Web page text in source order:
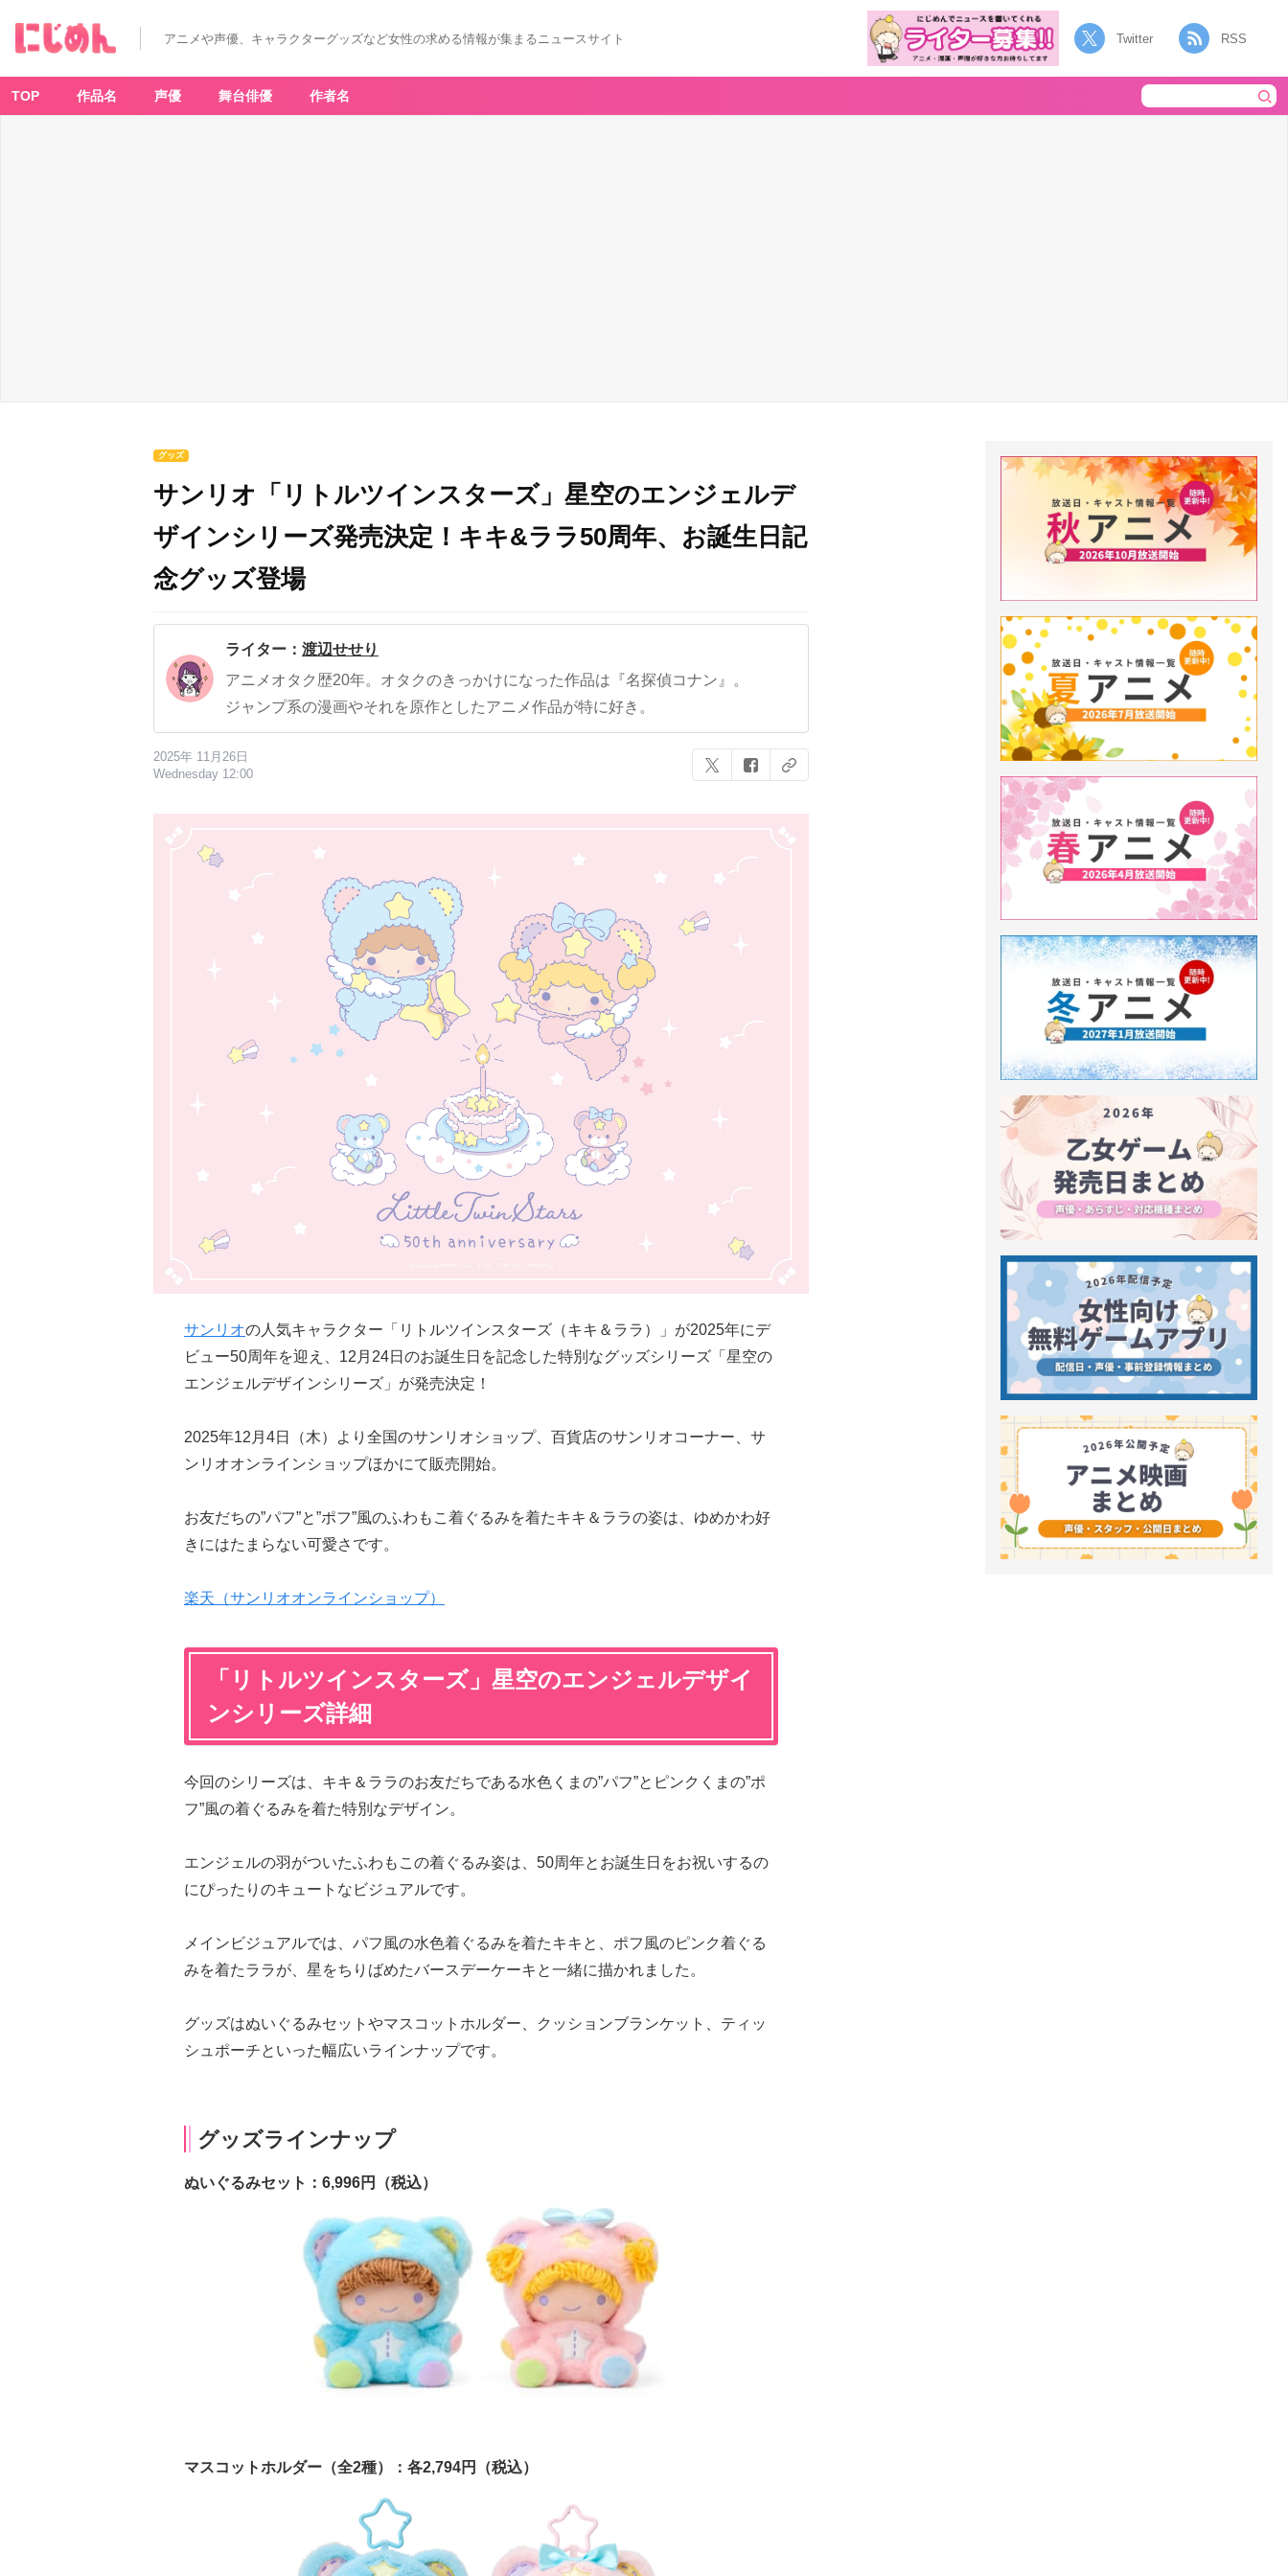
アニメや声優、キャラクターグッズなど女性の求める情報が集まるニュースサイト Twitter RSS
TOP 作品名 声優 舞台俳優 作者名
グッズ
サンリオ「リトルツインスターズ」星空のエンジェルデ
ザインシリーズ発売決定！キキ&ララ50周年、お誕生日記
念グッズ登場
ライター： 渡辺せせり
アニメオタク歴20年。オタクのきっかけになった作品は『名探偵コナン』。
ジャンプ系の漫画やそれを原作としたアニメ作品が特に好き。
2025年 11月26日
Wednesday 12:00
サンリオの人気キャラクター「リトルツインスターズ（キキ＆ララ）」が2025年にデ
ビュー50周年を迎え、12月24日のお誕生日を記念した特別なグッズシリーズ「星空の
エンジェルデザインシリーズ」が発売決定！
2025年12月4日（木）より全国のサンリオショップ、百貨店のサンリオコーナー、サ
ンリオオンラインショップほかにて販売開始。
お友だちの”パフ”と”ポフ”風のふわもこ着ぐるみを着たキキ＆ララの姿は、ゆめかわ好
きにはたまらない可愛さです。
楽天（サンリオオンラインショップ）
「リトルツインスターズ」星空のエンジェルデザイ
ンシリーズ詳細
今回のシリーズは、キキ＆ララのお友だちである水色くまの”パフ”とピンクくまの”ポ
フ”風の着ぐるみを着た特別なデザイン。
エンジェルの羽がついたふわもこの着ぐるみ姿は、50周年とお誕生日をお祝いするの
にぴったりのキュートなビジュアルです。
メインビジュアルでは、パフ風の水色着ぐるみを着たキキと、ポフ風のピンク着ぐる
みを着たララが、星をちりばめたバースデーケーキと一緒に描かれました。
グッズはぬいぐるみセットやマスコットホルダー、クッションブランケット、ティッ
シュポーチといった幅広いラインナップです。
グッズラインナップ
ぬいぐるみセット：6,996円（税込）
マスコットホルダー（全2種）：各2,794円（税込）